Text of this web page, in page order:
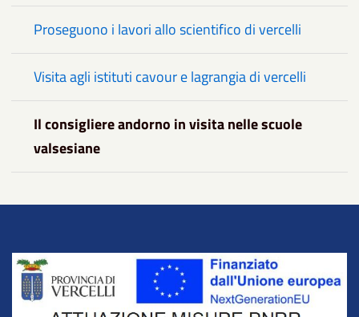
Proseguono i lavori allo scientifico di vercelli
Visita agli istituti cavour e lagrangia di vercelli
Il consigliere andorno in visita nelle scuole
valsesiane
Title